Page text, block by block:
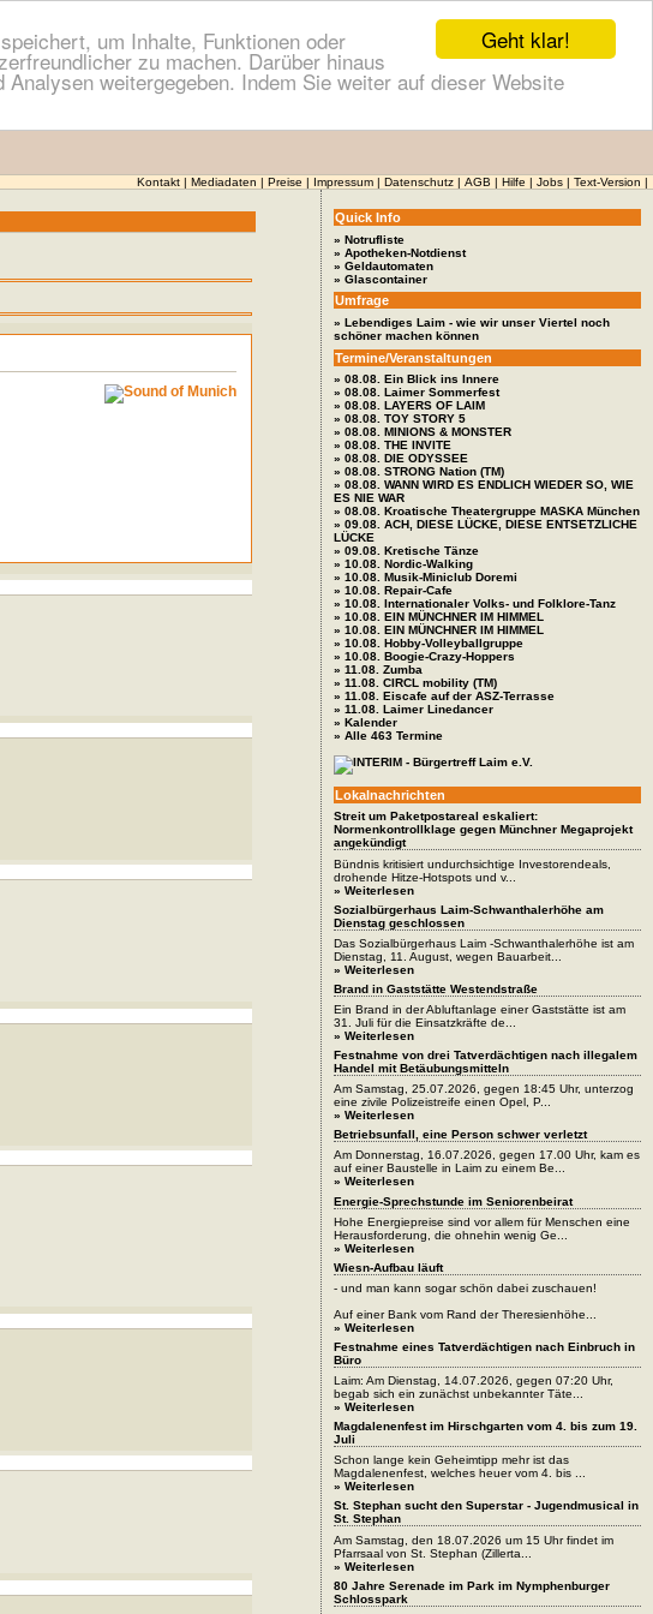
Geht klar!
um Inhalte, Funktionen oder
zu machen. Darüber hinaus
weitergegeben. Indem Sie weiter auf dieser Website
Kontakt Mediadaten Preise Impressum Datenschutz AGB Hilfe Jobs Text-Version
Quick Info
» Notrufliste
» Apotheken-Notdienst
» Geldautomaten
» Glascontainer
Umfrage
» Lebendiges Laim - wie wir unser Viertel noch
schöner machen können
Termine/Veranstaltungen
» 08.08. Ein Blick ins Innere
» 08.08. Laimer Sommerfest
» 08.08. LAYERS OF LAIM
» 08.08. TOY STORY 5
» 08.08. MINIONS & MONSTER
» 08.08. THE INVITE
» 08.08. DIE ODYSSEE
» 08.08. STRONG Nation (TM)
» 08.08. WANN WIRD ES ENDLICH WIEDER SO, WIE
ES NIE WAR
» 08.08. Kroatische Theatergruppe MASKA München
» 09.08. ACH, DIESE LÜCKE, DIESE ENTSETZLICHE
LÜCKE
» 09.08. Kretische Tänze
» 10.08. Nordic-Walking
» 10.08. Musik-Miniclub Doremi
» 10.08. Repair-Cafe
» 10.08. Internationaler Volks- und Folklore-Tanz
» 10.08. EIN MÜNCHNER IM HIMMEL
» 10.08. EIN MÜNCHNER IM HIMMEL
» 10.08. Hobby-Volleyballgruppe
» 10.08. Boogie-Crazy-Hoppers
» 11.08. Zumba
» 11.08. CIRCL mobility (TM)
» 11.08. Eiscafe auf der ASZ-Terrasse
» 11.08. Laimer Linedancer
» Kalender
» Alle 463 Termine
Lokalnachrichten
Streit um Paketpostareal eskaliert:
Normenkontrollklage gegen Münchner Megaprojekt
angekündigt
Bündnis kritisiert undurchsichtige Investorendeals,
drohende Hitze-Hotspots und v...
» Weiterlesen
Sozialbürgerhaus Laim-Schwanthalerhöhe am
Dienstag geschlossen
Das Sozialbürgerhaus Laim -Schwanthalerhöhe ist am
Dienstag, 11. August, wegen Bauarbeit...
» Weiterlesen
Brand in Gaststätte Westendstraße
Ein Brand in der Abluftanlage einer Gaststätte ist am
31. Juli für die Einsatzkräfte de...
» Weiterlesen
Festnahme von drei Tatverdächtigen nach illegalem
Handel mit Betäubungsmitteln
Am Samstag, 25.07.2026, gegen 18:45 Uhr, unterzog
eine zivile Polizeistreife einen Opel, P...
» Weiterlesen
Betriebsunfall, eine Person schwer verletzt
Am Donnerstag, 16.07.2026, gegen 17.00 Uhr, kam es
auf einer Baustelle in Laim zu einem Be...
» Weiterlesen
Energie-Sprechstunde im Seniorenbeirat
Hohe Energiepreise sind vor allem für Menschen eine
Herausforderung, die ohnehin wenig Ge...
» Weiterlesen
Wiesn-Aufbau läuft
- und man kann sogar schön dabei zuschauen!
Auf einer Bank vom Rand der Theresienhöhe...
» Weiterlesen
Festnahme eines Tatverdächtigen nach Einbruch in
Büro
Laim: Am Dienstag, 14.07.2026, gegen 07:20 Uhr,
begab sich ein zunächst unbekannter Täte...
» Weiterlesen
Magdalenenfest im Hirschgarten vom 4. bis zum 19.
Juli
Schon lange kein Geheimtipp mehr ist das
Magdalenenfest, welches heuer vom 4. bis ...
» Weiterlesen
St. Stephan sucht den Superstar - Jugendmusical in
St. Stephan
Am Samstag, den 18.07.2026 um 15 Uhr findet im
Pfarrsaal von St. Stephan (Zillerta...
» Weiterlesen
80 Jahre Serenade im Park im Nymphenburger
Schlosspark